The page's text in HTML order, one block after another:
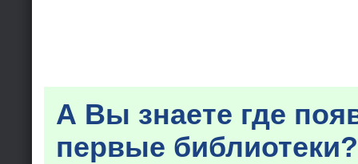
А Вы знаете где
первые библиотеки?